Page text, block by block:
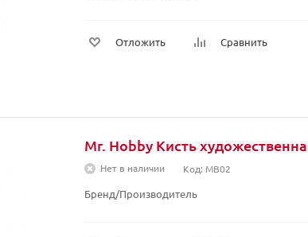
Отложить Сравнить
Mr. Hobby Кисть
Нет в наличии Код: MB02
Бренд/Производитель